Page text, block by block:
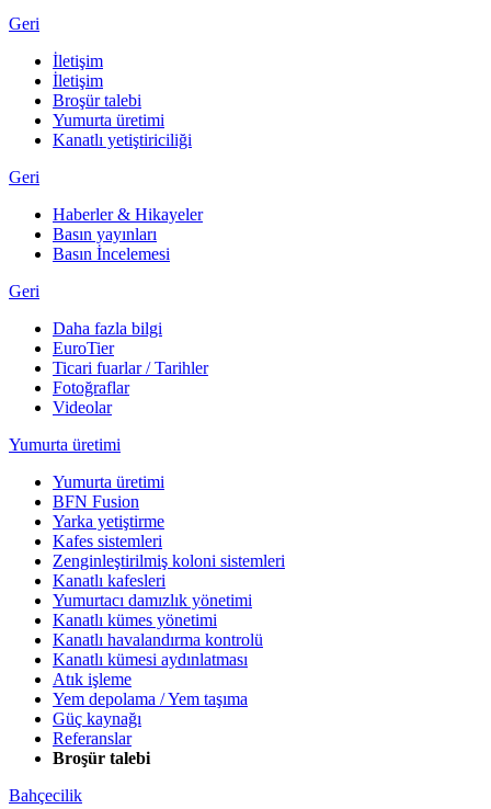
Geri
İletişim
İletişim
Broşür talebi
Yumurta üretimi
Kanatlı yetiştiriciliği
Geri
Haberler & Hikayeler
Basın yayınları
Basın İncelemesi
Geri
Daha fazla bilgi
EuroTier
Ticari fuarlar / Tarihler
Fotoğraflar
Videolar
Yumurta üretimi
Yumurta üretimi
BFN Fusion
Yarka yetiştirme
Kafes sistemleri
Zenginleştirilmiş koloni sistemleri
Kanatlı kafesleri
Yumurtacı damızlık yönetimi
Kanatlı kümes yönetimi
Kanatlı havalandırma kontrolü
Kanatlı kümesi aydınlatması
Atık işleme
Yem depolama / Yem taşıma
Güç kaynağı
Referanslar
Broşür talebi
Bahçecilik